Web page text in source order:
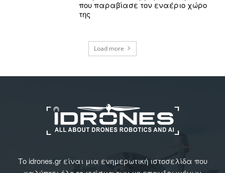
που παραβίασε τον εναέριο χώρο
της
Load more
Το idrones.gr είναι μια ενημερωτική ιστοσελίδα που